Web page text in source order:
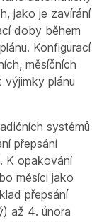
jako je zavírání
doby během
Konfigurací
měsíčních
plánu
systémů
přepsání
K opakování
měsíci jako
přepsání
až 4. února